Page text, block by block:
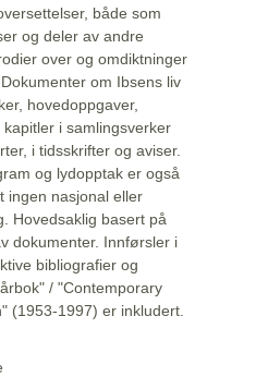
både som
og deler av andre
over og omdiktninger
om Ibsens liv
hovedoppgaver,
i samlingsverker
i tidsskrifter og aviser.
og lydopptak er også
ingen nasjonal eller
Hovedsaklig basert på
dokumenter. Innførsler i
bibliografier og
/ "Contemporary
(1953-1997) er inkludert.